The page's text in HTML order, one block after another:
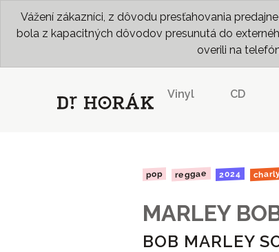
Vážení zákazníci, z dôvodu presťahovania
bola z kapacitných dôvodov presunutá do
overili na
Vinyl CD
pop reggae 2024
MARLEY
BOB MARLEY